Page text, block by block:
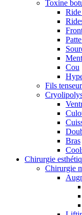
Toxine
Cou
Fils
Bras
Chirurgie
Chirurgie